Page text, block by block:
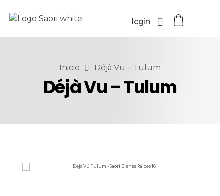
login
Inicio Déjà Vu – Tulum
Déjà Vu – Tulum